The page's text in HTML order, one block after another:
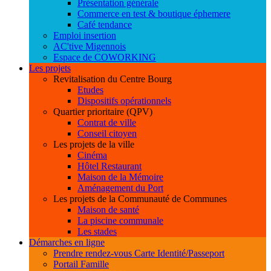
Présentation générale
Commerce en test & boutique éphemere
Café tendance
Emploi insertion
AC'tive Migennois
Espace de COWORKING
Les projets
Revitalisation du Centre Bourg
Etudes
Dispositifs opérationnels
Quartier prioritaire (QPV)
Contrat de ville
Conseil citoyen
Les projets de la ville
Cinéma
Hôtel Restaurant
Maison de la Mémoire
Aménagement du Port
Les projets de la Communauté de Communes
Maison de santé
La piscine communale
Les stades
Démarches en ligne
Prendre rendez-vous Carte Identité/Passeport
Portail Famille